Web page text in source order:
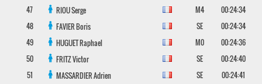
47
RIOUSerge M4
00:24:34
48
FAVIERBoris SE
00:24:34
49
HUGUETRaphael M0
00:24:36
50
FRITZVictor SE
00:24:40
51
MASSARDIERAdrien SE
00:24:41